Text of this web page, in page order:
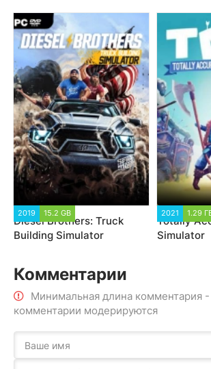
2019 15.2 GB
Diesel Brothers: Truck
Building Simulator
2021 1.29
Totally
Simulator
Комментарии
Минимальная длина комментария -
комментарии модерируются